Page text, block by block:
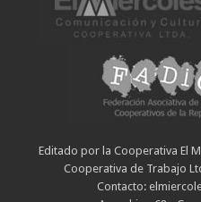
Editado por la Cooperativa El
Cooperativa de Trabajo
Contacto: